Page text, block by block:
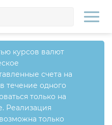
курсов валют
счета на
течение одного
только на
Реализация
только